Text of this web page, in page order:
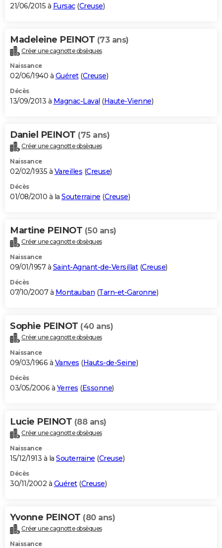
21/06/2015 à Fursac(Creuse)
Madeleine PEINOT (73 ans)
Créer une cagnotte obsèques
Naissance
02/06/1940 à Guéret(Creuse)
Décès
13/09/2013 à Magnac-Laval (Haute-Vienne)
Daniel PEINOT (75 ans)
Créer une cagnotte obsèques
Naissance
02/02/1935 à Vareilles (Creuse)
Décès
01/08/2010 à la Souterraine (Creuse)
Martine PEINOT (50 ans)
Créer une cagnotte obsèques
Naissance
09/01/1957 à Saint-Agnant-de-Versillat(Creuse)
Décès
07/10/2007 à Montauban (Tarn-et-Garonne)
Sophie PEINOT (40 ans)
Créer une cagnotte obsèques
Naissance
09/03/1966 à Vanves (Hauts-de-Seine)
Décès
03/05/2006 à Yerres (Essonne)
Lucie PEINOT (88 ans)
Créer une cagnotte obsèques
Naissance
15/12/1913 à la Souterraine (Creuse)
Décès
30/11/2002 à Guéret(Creuse)
Yvonne PEINOT (80 ans)
Créer une cagnotte obsèques
Naissance